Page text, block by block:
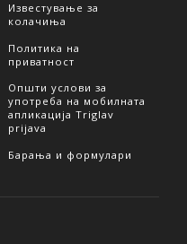
Известување за
колачиња
Политика на
приватност
Општи услови за
употреба на мобилната
апликација Triglav
prijava
Барања и формулари